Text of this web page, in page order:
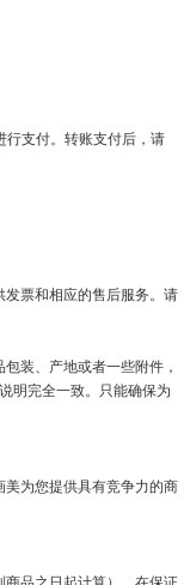
支付。转账支付后，请
票和相应的售后服务。请
装、产地或者一些附件，
明完全一致。只能确保为
为您提供具有竞争力的商